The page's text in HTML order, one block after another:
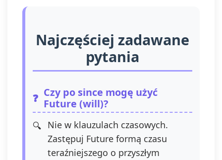
Najczęściej zadawane
pytania
Czy po since mogę użyć
Future (will)?
Nie w klauzulach czasowych.
Zastępuj Future formą czasu
teraźniejszego o przyszłym